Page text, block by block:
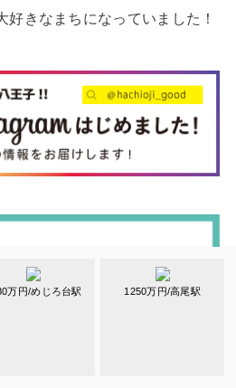
万円/めじろ台駅 1250万円/高尾駅
好きなまちになっていました！